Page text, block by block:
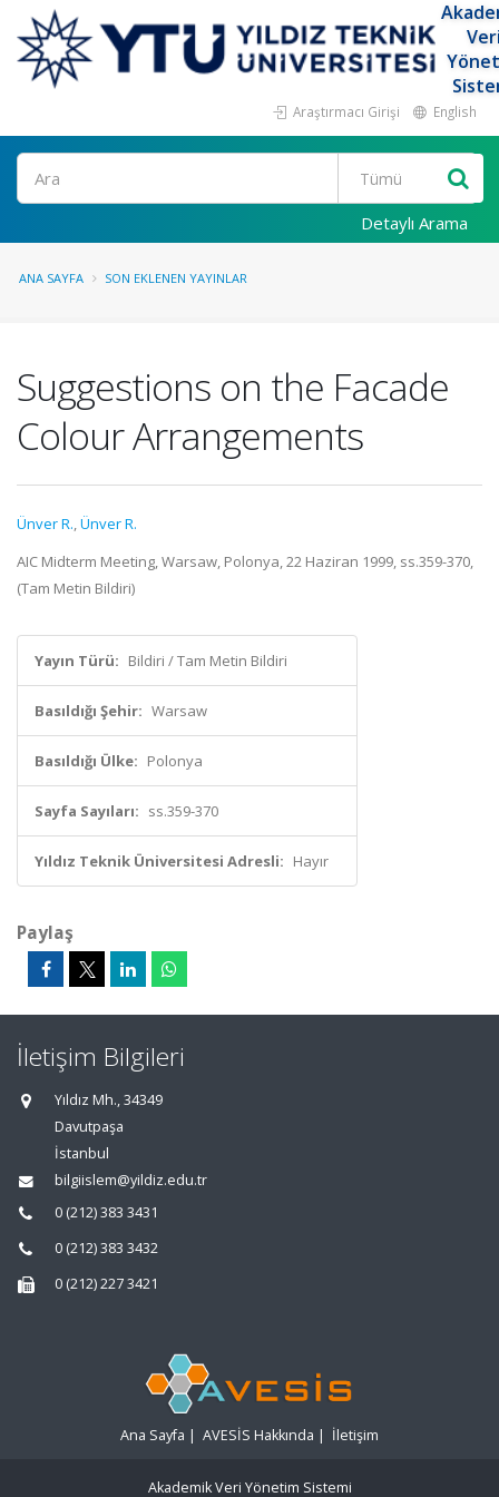
Araştırmacı Girişi English
Ara
Detaylı Arama
ANA SAYFA SON EKLENEN YAYINLAR
Suggestions on the Facade
Colour Arrangements
Ünver R.,Ünver R.
AIC Midterm Meeting, Warsaw, Polonya, 22 Haziran 1999, ss.359-370,
(Tam Metin Bildiri)
Yayın Türü: Bildiri / Tam Metin Bildiri
Basıldığı Şehir: Warsaw
Basıldığı Ülke: Polonya
Sayfa Sayıları: ss.359-370
Yıldız Teknik Üniversitesi Adresli: Hayır
Paylaş
İletişim Bilgileri
Yıldız Mh., 34349
Davutpaşa
İstanbul
bilgiislem@yildiz.edu.tr
0 (212) 383 3431
0 (212) 383 3432
0 (212) 227 3421
Ana Sayfa | AVESİS Hakkında | İletişim
Akademik Veri Yönetim Sistemi